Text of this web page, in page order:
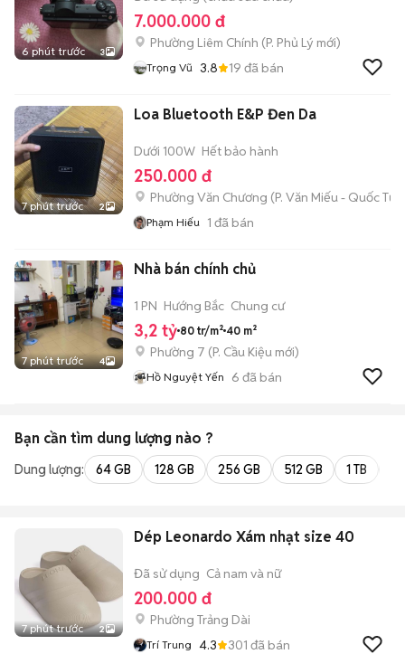
6 phút trước 3
7.000.000 đ
Phường Liêm Chính (P. Phủ Lý mới)
Trọng Vũ 3.8 19 đã bán
7 phút trước 2
Loa Bluetooth E&P Đen Da
Dưới 100W Hết bảo hành
250.000 đ
Phường Văn Chương (P. Văn Miếu - Quốc Tử
Phạm Hiếu 1 đã bán
7 phút trước 4
Nhà bán chính chủ
1 PN Hướng Bắc Chung cư
3,2 tỷ 80 tr/m² 40 m²
Phường 7 (P. Cầu Kiệu mới)
Hồ Nguyệt Yến 6 đã bán
Bạn cần tìm dung lượng nào ?
Dung lượng: 64 GB 128 GB 256 GB 512 GB 1 TB
7 phút trước 2
Dép Leonardo Xám nhạt size 40
Đã sử dụng Cả nam và nữ
200.000 đ
Phường Trảng Dài
Trí Trung 4.3 301 đã bán